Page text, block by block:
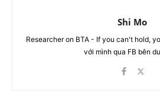
Shi Mo
Researcher on BTA - If you can't hold,
với mình qua FB bên